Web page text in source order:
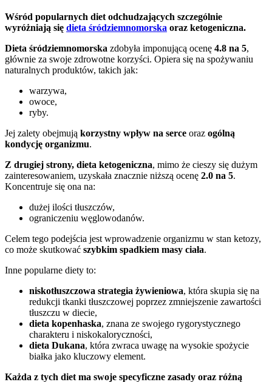
Wśród popularnych diet odchudzających szczególnie
wyróżniają się dieta śródziemnomorska oraz ketogeniczna.
Dieta śródziemnomorska zdobyła imponującą ocenę 4.8 na 5,
głównie za swoje zdrowotne korzyści. Opiera się na spożywaniu
naturalnych produktów, takich jak:
warzywa,
owoce,
ryby.
Jej zalety obejmują korzystny wpływ na serce oraz ogólną
kondycję organizmu.
Z drugiej strony, dieta ketogeniczna, mimo że cieszy się dużym
zainteresowaniem, uzyskała znacznie niższą ocenę 2.0 na 5.
Koncentruje się ona na:
dużej ilości tłuszczów,
ograniczeniu węglowodanów.
Celem tego podejścia jest wprowadzenie organizmu w stan ketozy,
co może skutkować szybkim spadkiem masy ciała.
Inne popularne diety to:
niskotłuszczowa strategia żywieniowa, która skupia się na
redukcji tkanki tłuszczowej poprzez zmniejszenie zawartości
tłuszczu w diecie,
dieta kopenhaska, znana ze swojego rygorystycznego
charakteru i niskokaloryczności,
dieta Dukana, która zwraca uwagę na wysokie spożycie
białka jako kluczowy element.
Każda z tych diet ma swoje specyficzne zasady oraz różną